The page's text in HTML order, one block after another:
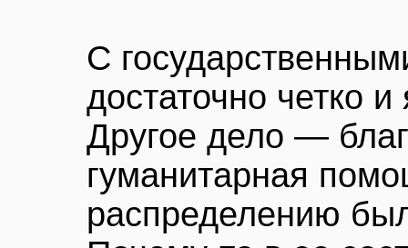
С
достаточно четко
Другое дело —
гуманитарная
распределению